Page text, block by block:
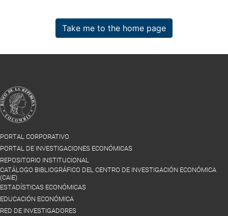
Take me to the home page
PORTAL CORPORATIVO
PORTAL DE INVESTIGACIONES ECONÓMICAS
REPOSITORIO INSTITUCIONAL
CATÁLOGO BIBLIOGRÁFICO DEL CENTRO DE INVESTIGACIÓN ECONÓMICA
(CAIE)
ESTADÍSTICAS ECONÓMICAS
EDUCACIÓN ECONÓMICA
RED DE INVESTIGADORES